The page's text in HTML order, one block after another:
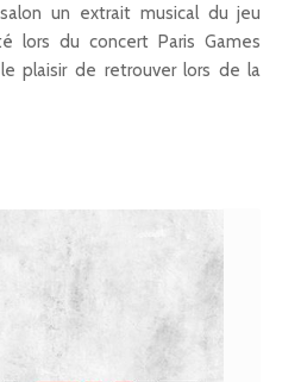
un extrait musical du jeu
lors du concert Paris Games
plaisir de retrouver lors de la